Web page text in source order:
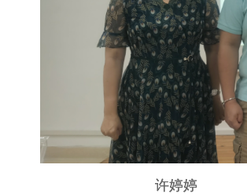
许婷婷